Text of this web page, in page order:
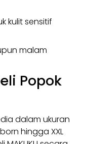
kulit sensitif
malam
Popok
dalam ukuran
hingga XXL